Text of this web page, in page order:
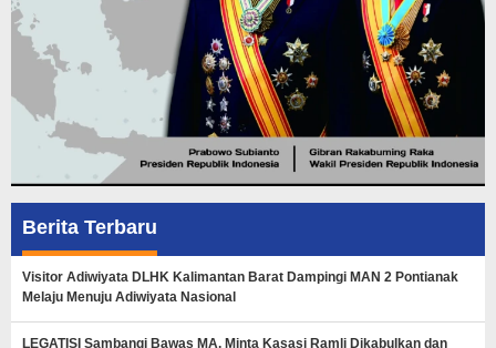
Berita Terbaru
Visitor Adiwiyata DLHK Kalimantan Barat Dampingi MAN 2 Pontianak
Melaju Menuju Adiwiyata Nasional
LEGATISI Sambangi Bawas MA, Minta Kasasi Ramli Dikabulkan dan